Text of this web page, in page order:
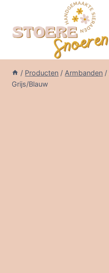
inhoud
/ Producten / Armbanden /
Grijs/Blauw